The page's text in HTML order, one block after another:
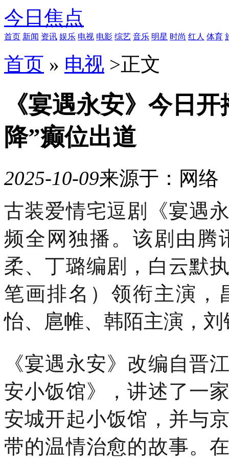
今日焦点
首页 新闻 资讯 娱乐 电视 电影 综艺 音乐 明星 时尚 红人 体育
首页 » 电视 >正文
《宴遇永安》今日
降”癫位出道
2025-10-09来源于：网络
月
21
19
时
30
分，
「势
起
东
时
尚
帛
奖
31
届
中
国
古装爱情宅逗剧《宴遇
频全网独播。该剧由腾
柔、丁璐编剧，白云默
笔画排名）领衔主演，
怡、扈帷、韩陌主演，
《宴遇永安》改编自晋
安小饭馆》，讲述了一
安城开起小饭馆，并与
带的温情治愈的故事。